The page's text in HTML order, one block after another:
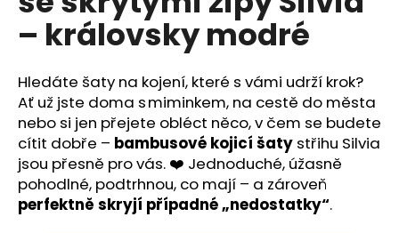
z
hvězdiček.
– královsky modré
Hledáte šaty na kojení, které s vámi udrží krok?
Ať už jste doma s miminkem, na cestě do města
nebo si jen přejete obléct něco, v čem se budete
cítit dobře – bambusové kojicí šaty střihu Silvia
jsou přesně pro vás. ❤️ Jednoduché, úžasně
pohodlné, podtrhnou, co mají – a zároveň
perfektně skryjí případné „nedostatky“.
j
m
e